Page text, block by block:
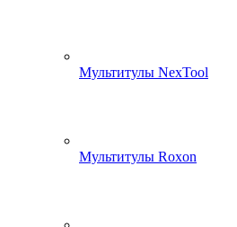
Мультитулы NexTool
Мультитулы Roxon